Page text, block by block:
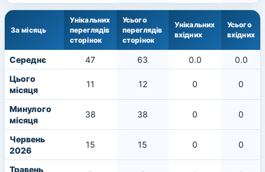
За місяць
Унікальних
переглядів
сторінок
Усього
переглядів
сторінок
Унікальних
вхідних
Усього
вхідних
Середнє 47 63 0.0
0.0
Цього
місяця
11 12 0 0
Минулого
місяця
38 38 0 0
Червень
2026
15 15 0 0
Травень